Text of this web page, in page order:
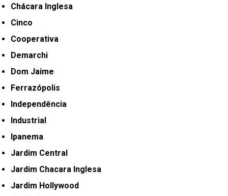
Chácara Inglesa
Cinco
Cooperativa
Demarchi
Dom Jaime
Ferrazópolis
Independência
Industrial
Ipanema
Jardim Central
Jardim Chacara Inglesa
Jardim Hollywood